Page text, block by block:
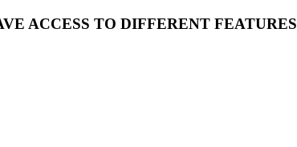
ACCESS TO DIFFERENT FEATURES